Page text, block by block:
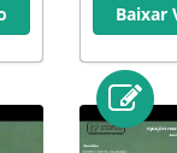
Baixar